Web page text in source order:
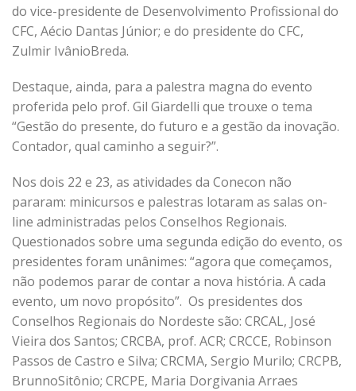
do vice-presidente de Desenvolvimento Profissional do
CFC, Aécio Dantas Júnior; e do presidente do CFC,
Zulmir IvânioBreda.
Destaque, ainda, para a palestra magna do evento
proferida pelo prof. Gil Giardelli que trouxe o tema
“Gestão do presente, do futuro e a gestão da inovação.
Contador, qual caminho a seguir?”.
Nos dois 22 e 23, as atividades da Conecon não
pararam: minicursos e palestras lotaram as salas on-
line administradas pelos Conselhos Regionais.
Questionados sobre uma segunda edição do evento, os
presidentes foram unânimes: “agora que começamos,
não podemos parar de contar a nova história. A cada
evento, um novo propósito”. Os presidentes dos
Conselhos Regionais do Nordeste são: CRCAL, José
Vieira dos Santos; CRCBA, prof. ACR; CRCCE, Robinson
Passos de Castro e Silva; CRCMA, Sergio Murilo; CRCPB,
BrunnoSitônio; CRCPE, Maria Dorgivania Arraes